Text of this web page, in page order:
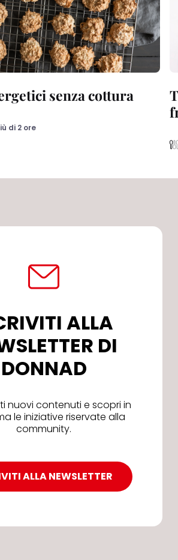
senza cottura
di 2 ore
ALLA
DI
DONNAD
nuovi contenuti e scopri in
le iniziative riservate alla
community.
ALLA NEWSLETTER